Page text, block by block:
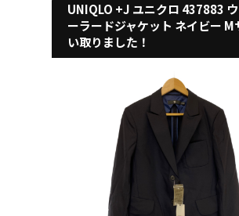
UNIQLO +J ユニクロ 437883
ーラードジャケット ネイビー M
い取りました！